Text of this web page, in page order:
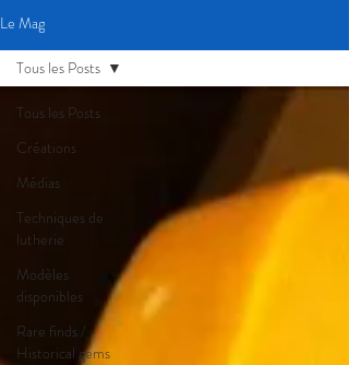
Le Mag
Tous les Posts
Créations
Médias
Techniques de
lutherie
Modèles
disponibles
Rare finds /
Historical gems
Tous les Posts